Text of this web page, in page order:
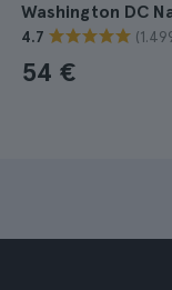
Washington DC
4.7
54 €